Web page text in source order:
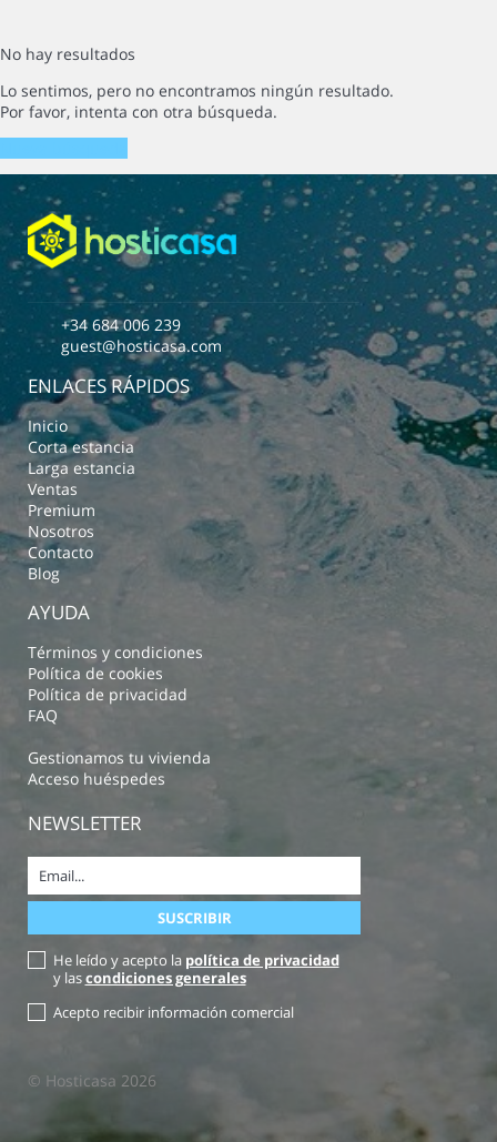
No hay resultados
Lo sentimos, pero no encontramos ningún resultado.
Por favor, intenta con otra búsqueda.
+34 684 006 239
guest@hosticasa.com
ENLACES RÁPIDOS
Inicio
Corta estancia
Larga estancia
Ventas
Premium
Nosotros
Contacto
Blog
AYUDA
Términos y condiciones
Política de cookies
Política de privacidad
FAQ
Gestionamos tu vivienda
Acceso huéspedes
NEWSLETTER
He leído y acepto la política de privacidad
y lascondiciones generales
Acepto recibir información comercial
© Hosticasa 2026